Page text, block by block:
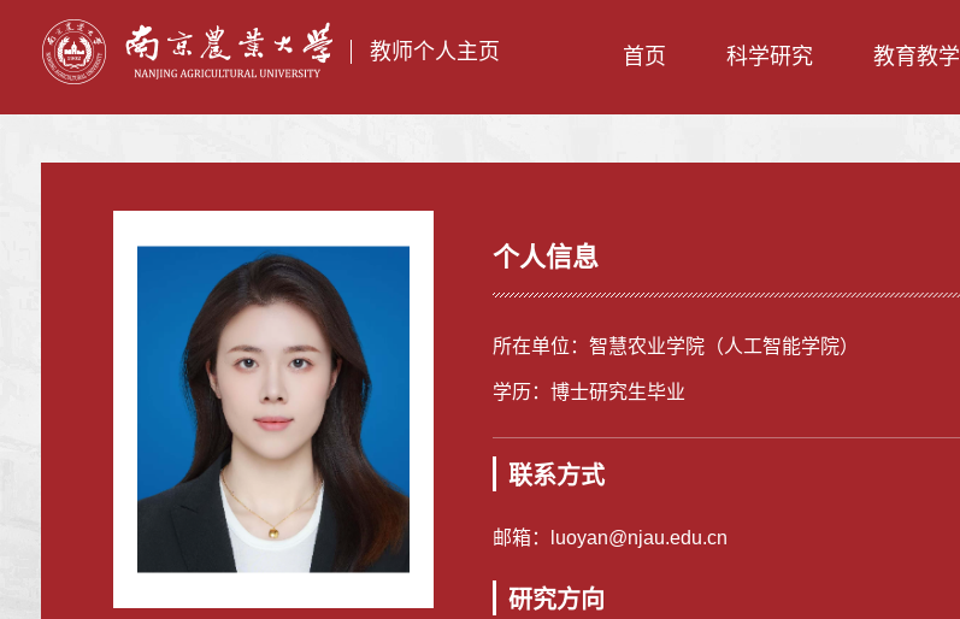
教师个人主页 首页 科学研究 教育教学
个人信息
所在单位：智慧农业学院（人工智能学院）
学历：博士研究生毕业
联系方式
邮箱： luoyan@njau.edu.cn
研究方向